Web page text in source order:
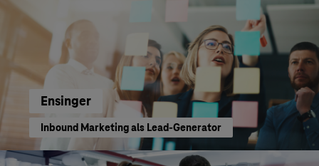
Ensinger
Inbound Marketing als Lead-Generator